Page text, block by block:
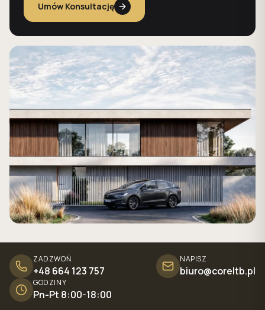
Umów Konsultację
ZADZWOŃ
+48 664 123 757
NAPISZ
biuro@coreltb.pl
GODZINY
Pn-Pt 8:00-18:00